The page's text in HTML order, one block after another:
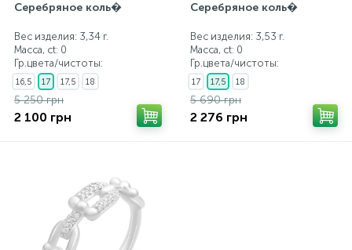
Серебряное коль�
Вес изделия: 3,34 г.
Масса, ct: 0
Гр.цвета/чистоты:
16,5 17 17,5 18
5 250 грн
2 100 грн
Серебряное коль�
Вес изделия: 3,53 г.
Масса, ct: 0
Гр.цвета/чистоты:
17 17,5 18
5 690 грн
2 276 грн